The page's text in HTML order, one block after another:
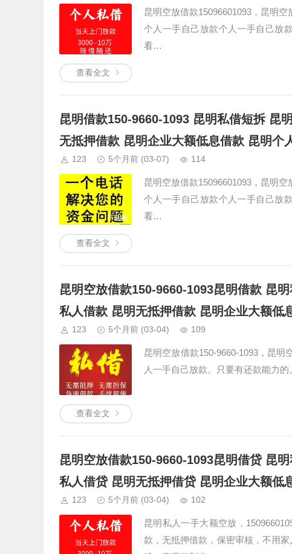
昆明空放借款15096601093，昆明
个人一手自己放款个人一手自己放
看…
查看全文
昆明借款150-9660-1093 昆明私借短拆 昆
无抵押借款 昆明企业大额低息借款 昆明个
123 5个月前 (03-07) 114
昆明空放借款15096601093，昆明
个人一手自己放款个人一手自己放
看…
查看全文
昆明空放借款150-9660-1093昆明借款 昆
私人借款 昆明无抵押借款 昆明企业大额低
123 5个月前 (03-04) 109
昆明空放借款150-9660-1093，昆
人一手自己放款。只要有还款能力
查看全文
昆明空放借款150-9660-1093昆明借贷 昆
私人借贷 昆明无抵押借贷 昆明企业大额低
123 5个月前 (03-04) 102
昆明私人一手大额空放，
款，无抵押借款，保密审核，不用